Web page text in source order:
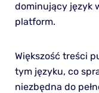
dominujący język
platform.
Większość treści
tym języku, co
niezbędna do